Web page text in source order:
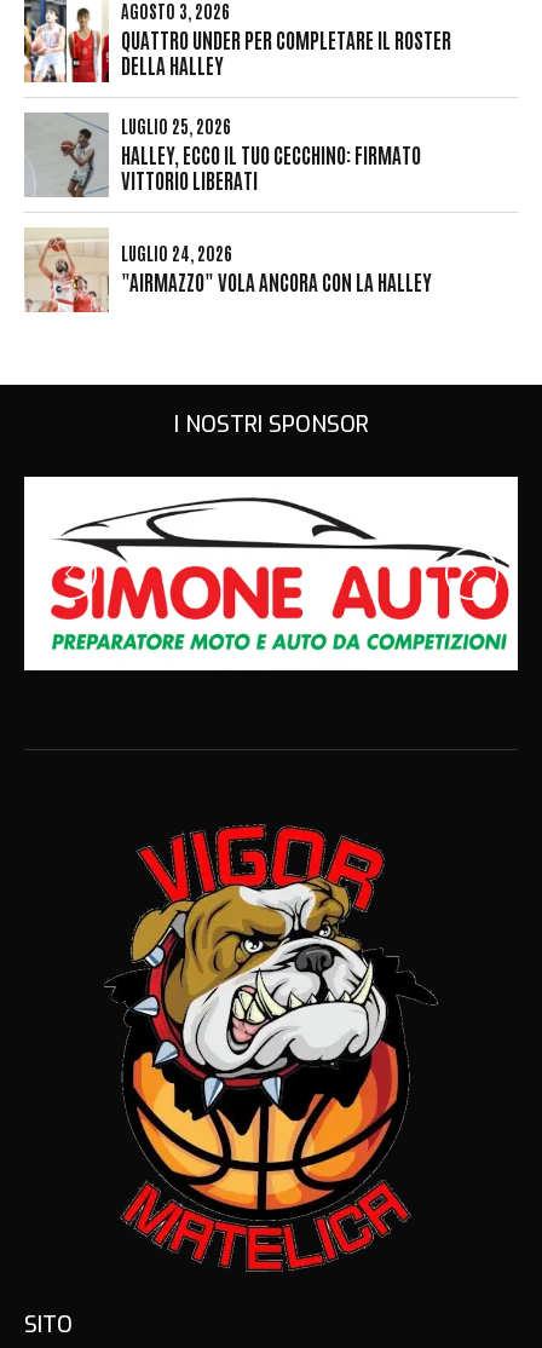
AGOSTO 3, 2026
QUATTRO UNDER PER COMPLETARE IL ROSTER
DELLA HALLEY
LUGLIO 25, 2026
HALLEY, ECCO IL TUO CECCHINO: FIRMATO
VITTORIO LIBERATI
LUGLIO 24, 2026
"AIRMAZZO" VOLA ANCORA CON LA HALLEY
I NOSTRI SPONSOR
SITO